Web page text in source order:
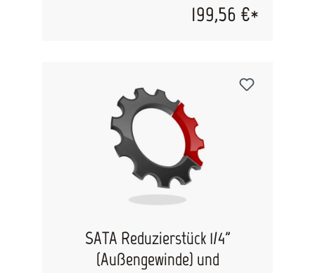
199,56 €*
SATA Reduzierstück 1/4"
(Außengewinde) und